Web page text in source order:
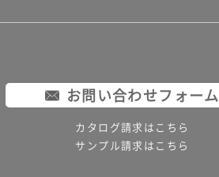
お問い合わせフォーム
カタログ請求はこちら
サンプル請求はこちら